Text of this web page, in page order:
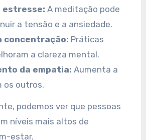
estresse: A meditação pode
a tensão e a ansiedade.
concentração: Práticas
a clareza mental.
da empatia: Aumenta a
os outros.
podemos ver que pessoas
níveis mais altos de
estar.